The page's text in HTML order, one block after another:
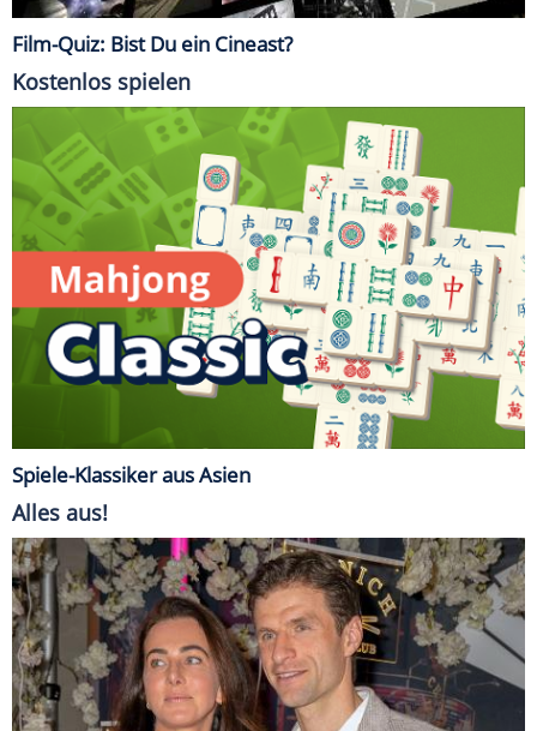
Film-Quiz: Bist Du ein Cineast?
Kostenlos spielen
Spiele-Klassiker aus Asien
Alles aus!